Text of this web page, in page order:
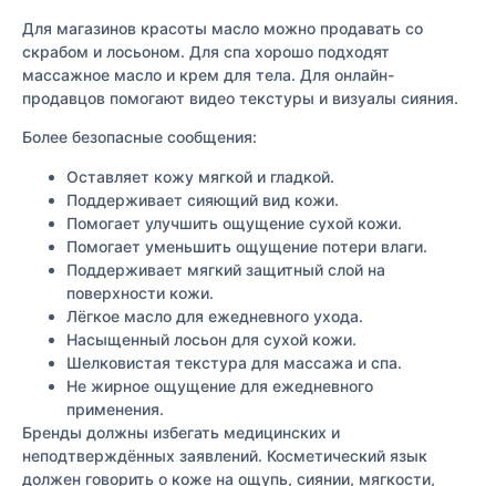
Для магазинов красоты масло можно продавать со
скрабом и лосьоном. Для спа хорошо подходят
массажное масло и крем для тела. Для онлайн-
продавцов помогают видео текстуры и визуалы сияния.
Более безопасные сообщения:
Оставляет кожу мягкой и гладкой.
Поддерживает сияющий вид кожи.
Помогает улучшить ощущение сухой кожи.
Помогает уменьшить ощущение потери влаги.
Поддерживает мягкий защитный слой на
поверхности кожи.
Лёгкое масло для ежедневного ухода.
Насыщенный лосьон для сухой кожи.
Шелковистая текстура для массажа и спа.
Не жирное ощущение для ежедневного
применения.
Бренды должны избегать медицинских и
неподтверждённых заявлений. Косметический язык
должен говорить о коже на ощупь, сиянии, мягкости,